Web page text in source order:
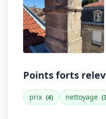
Points forts
prix (4) nettoyage